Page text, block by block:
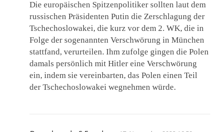
Die europäischen Spitzenpolitiker sollten laut dem
russischen Präsidenten Putin die Zerschlagung der
Tschechoslowakei, die kurz vor dem 2. WK, die in
Folge der sogenannten Verschwörung in München
stattfand, verurteilen. Ihm zufolge gingen die Polen
damals persönlich mit Hitler eine Verschwörung
ein, indem sie vereinbarten, das Polen einen Teil
der Tschechoslowakei wegnehmen würde.